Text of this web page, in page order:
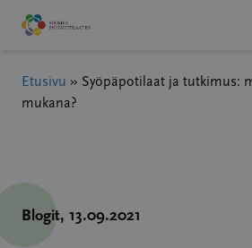
Hyppää
sisältöön
Etusivu » Syöpäpotilaat ja tutkimus:
mukana?
Blogit, 13.09.2021